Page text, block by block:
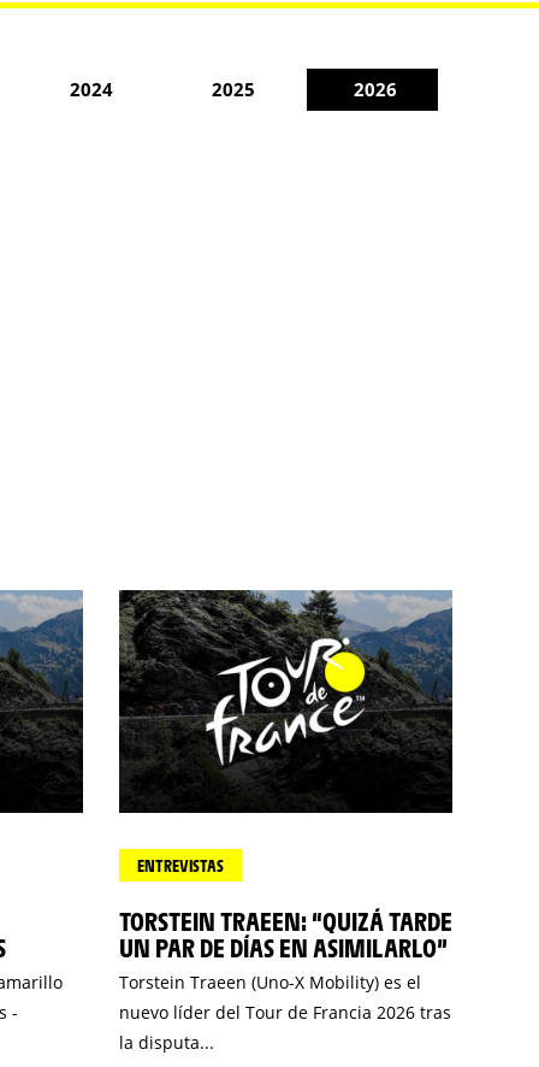
2024 2025 2026
-
ENTREVISTAS
TORSTEIN TRAEEN: “QUIZÁ TARDE
UN PAR DE DÍAS EN ASIMILARLO”
Torstein Traeen (Uno-X Mobility) es el
nuevo líder del Tour de Francia 2026 tras
la disputa...